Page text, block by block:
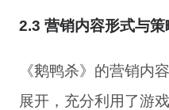
2.3 营销内容形式与策
《鹅鸭杀》的营销内
展开，充分利用了游